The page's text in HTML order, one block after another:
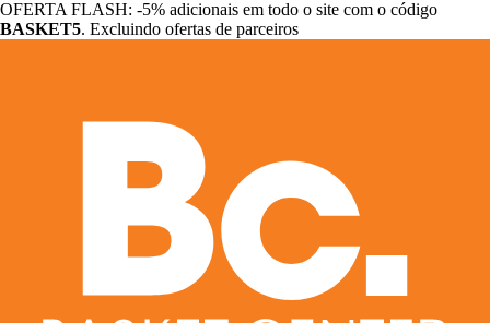
OFERTA FLASH: -5% adicionais em todo o site com o código
BASKET5. Excluindo ofertas de parceiros